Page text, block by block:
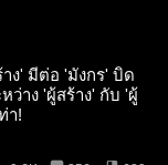
ง' มีต่อ 'มังกร' บิด
ว่าง 'ผู้สร้าง' กับ 'ผู้
า!